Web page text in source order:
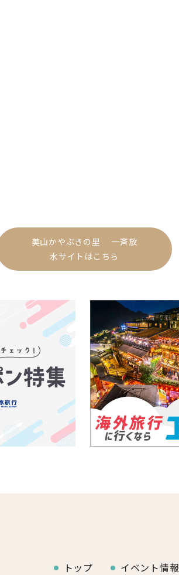
美山かやぶきの里 一斉放
水サイトはこちら
トップ イベント情報